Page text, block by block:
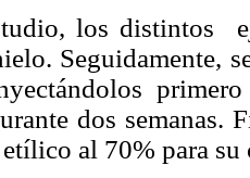
los distintos
Seguidamente,
dos semanas.
al 70% para